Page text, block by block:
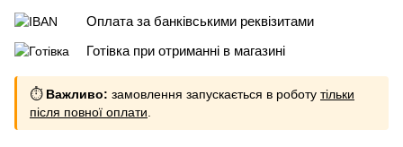
Оплата за банківськими реквізитами
Готівка при отриманні в магазині
⏱ Важливо: замовлення запускається в роботу тільки
після повної оплати.